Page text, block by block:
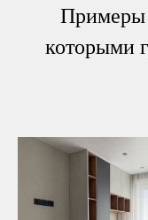
Примеры
которыми